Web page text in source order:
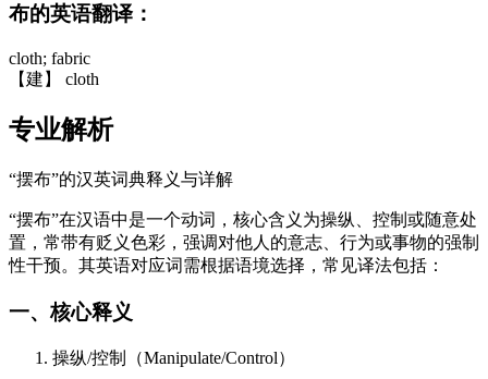
布的英语翻译：
cloth; fabric
【建】 cloth
专业解析
“摆布”的汉英词典释义与详解
“摆布”在汉语中是一个动词，核心含义为操纵、控制或随意处
置，常带有贬义色彩，强调对他人的意志、行为或事物的强制
性干预。其英语对应词需根据语境选择，常见译法包括：
一、核心释义
操纵/控制（Manipulate/Control）